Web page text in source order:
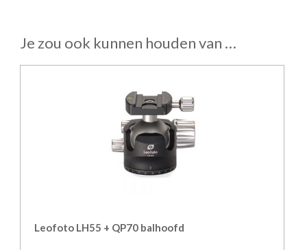
Je zou ook kunnen houden van …
Leofoto LH55 + QP70 balhoofd